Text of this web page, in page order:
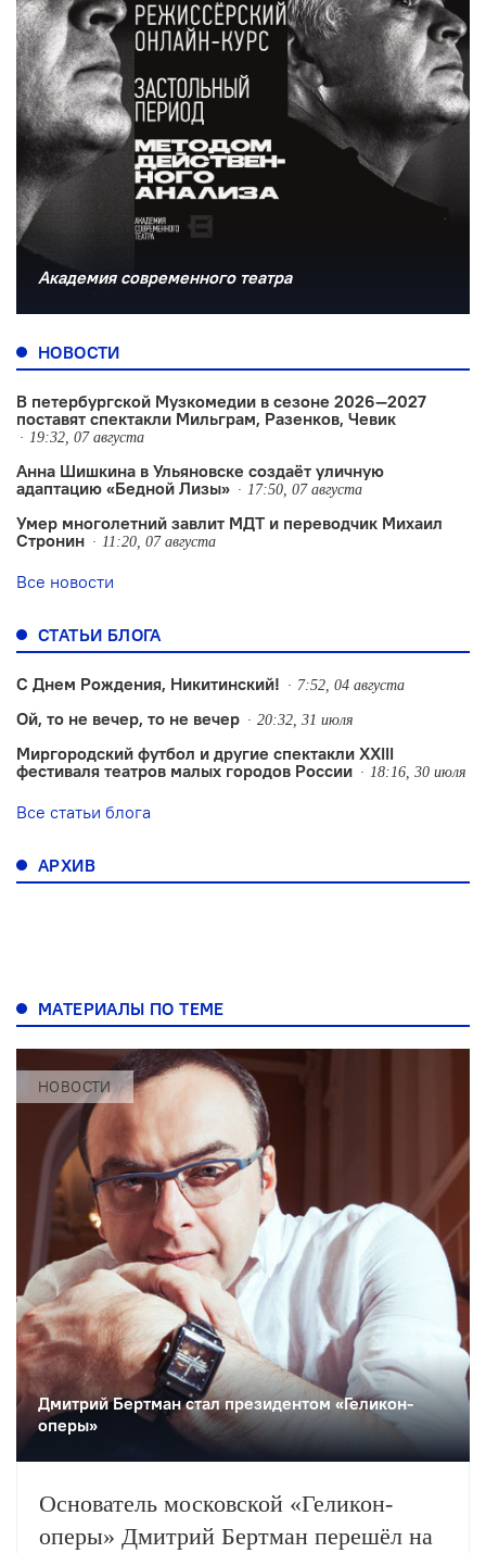
Академия современного театра
НОВОСТИ
В петербургской Музкомедии в сезоне 2026—2027
поставят спектакли Мильграм, Разенков, Чевик
19:32, 07 августа
Анна Шишкина в Ульяновске создаëт уличную
адаптацию «Бедной Лизы»
17:50, 07 августа
Умер многолетний завлит МДТ и переводчик Михаил
Стронин
11:20, 07 августа
Все новости
СТАТЬИ БЛОГА
С Днем Рождения, Никитинский! 7:52, 04 августа
Ой, то не вечер, то не вечер 20:32, 31 июля
Миргородский футбол и другие спектакли XXIII
фестиваля театров малых городов России
18:16, 30 июля
Все статьи блога
АРХИВ
МАТЕРИАЛЫ ПО ТЕМЕ
НОВОСТИ
Дмитрий Бертман стал президентом «Геликон-
оперы»
Основатель московской «Геликон-
оперы» Дмитрий Бертман перешёл на